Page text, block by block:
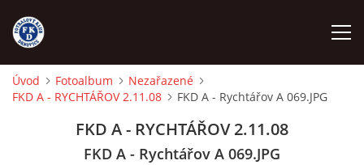
ÚVOD
Úvod Fotoalbum
Nezařazené
FKD A - RYCHTÁŘOV 2.11.08
FKD A - Rychtářov A 069.JPG
FKD A - RYCHTÁŘOV 2.11.08
FKD A - Rychtářov A 069.JPG